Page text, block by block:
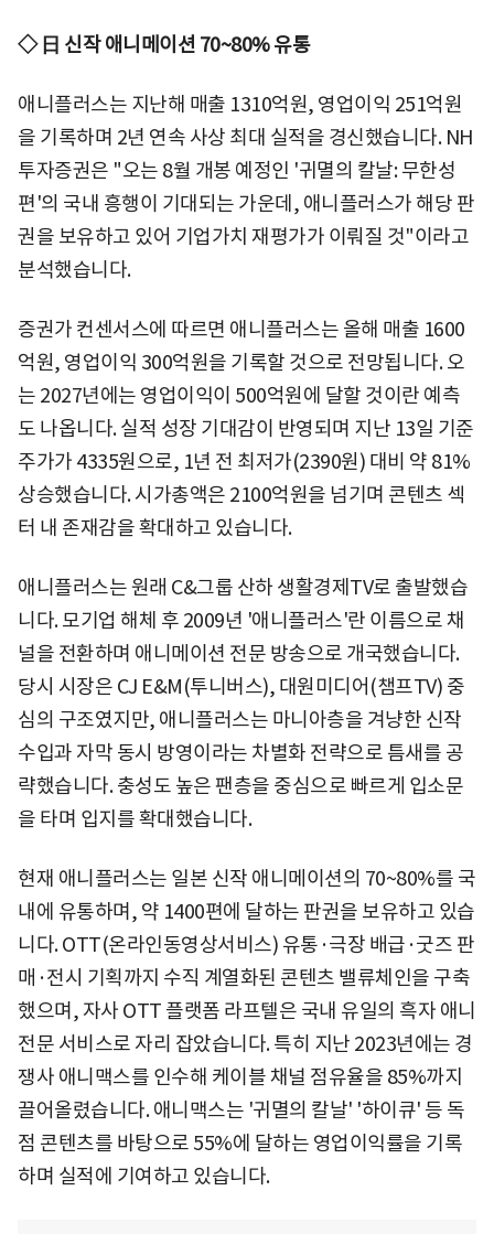
◇ 日 신작 애니메이션 70~80% 유통
애니플러스는 지난해 매출 1310억원, 영업이익 251억원
을 기록하며 2년 연속 사상 최대 실적을 경신했습니다. NH
투자증권은 "오는 8월 개봉 예정인 '귀멸의 칼날: 무한성
편'의 국내 흥행이 기대되는 가운데, 애니플러스가 해당 판
권을 보유하고 있어 기업가치 재평가가 이뤄질 것"이라고
분석했습니다.
증권가 컨센서스에 따르면 애니플러스는 올해 매출 1600
억원, 영업이익 300억원을 기록할 것으로 전망됩니다. 오
는 2027년에는 영업이익이 500억원에 달할 것이란 예측
도 나옵니다. 실적 성장 기대감이 반영되며 지난 13일 기준
주가가 4335원으로, 1년 전 최저가(2390원) 대비 약 81%
상승했습니다. 시가총액은 2100억원을 넘기며 콘텐츠 섹
터 내 존재감을 확대하고 있습니다.
애니플러스는 원래 C&그룹 산하 생활경제TV로 출발했습
니다. 모기업 해체 후 2009년 '애니플러스'란 이름으로 채
널을 전환하며 애니메이션 전문 방송으로 개국했습니다.
당시 시장은 CJ E&M(투니버스), 대원미디어(챔프TV) 중
심의 구조였지만, 애니플러스는 마니아층을 겨냥한 신작
수입과 자막 동시 방영이라는 차별화 전략으로 틈새를 공
략했습니다. 충성도 높은 팬층을 중심으로 빠르게 입소문
을 타며 입지를 확대했습니다.
현재 애니플러스는 일본 신작 애니메이션의 70~80%를 국
내에 유통하며, 약 1400편에 달하는 판권을 보유하고 있습
니다. OTT(온라인동영상서비스) 유통·극장 배급·굿즈 판
매·전시 기획까지 수직 계열화된 콘텐츠 밸류체인을 구축
했으며, 자사 OTT 플랫폼 라프텔은 국내 유일의 흑자 애니
전문 서비스로 자리 잡았습니다. 특히 지난 2023년에는 경
쟁사 애니맥스를 인수해 케이블 채널 점유율을 85%까지
끌어올렸습니다. 애니맥스는 '귀멸의 칼날' '하이큐' 등 독
점 콘텐츠를 바탕으로 55%에 달하는 영업이익률을 기록
하며 실적에 기여하고 있습니다.